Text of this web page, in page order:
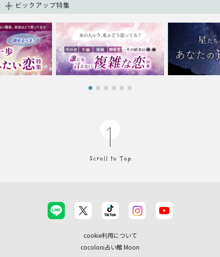
ピックアップ特集
cookie利用について
cocoloni占い館 Moon